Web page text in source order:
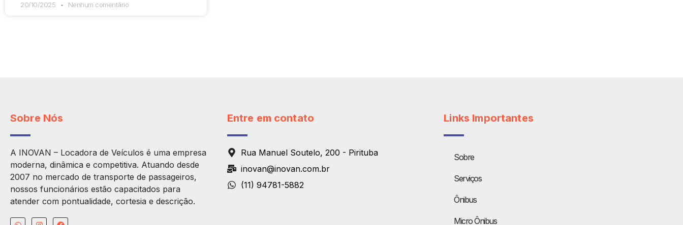
20/10/2025 Nenhum comentário
Sobre Nós
A INOVAN – Locadora de Veículos é uma empresa
moderna, dinâmica e competitiva. Atuando desde
2007 no mercado de transporte de passageiros,
nossos funcionários estão capacitados para
atender com pontualidade, cortesia e descrição.
Entre em contato
Rua Manuel Soutelo, 200 - Pirituba
inovan@inovan.com.br
(11) 94781-5882
Links Importantes
Sobre
Serviços
Ônibus
Micro Ônibus